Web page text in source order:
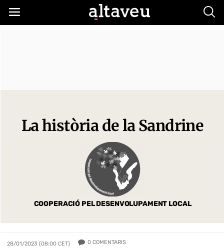
La història de la Sandrine
COOPERACIÓ PEL DESENVOLUPAMENT LOCAL
28/01/2023 (08:00 CET) 0 COMENTARIS